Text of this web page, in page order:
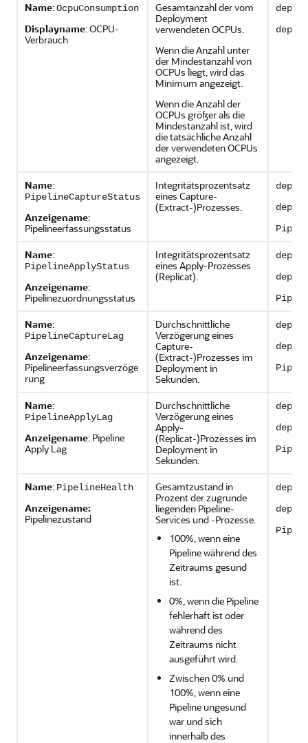
Name:OcpuConsumption
Displayname: OCPU-
Verbrauch
Gesamtanzahl der vom
Deployment
verwendeten OCPUs.
Wenn die Anzahl unter
der Mindestanzahl von
OCPUs liegt, wird das
Minimum angezeigt.
Wenn die Anzahl der
OCPUs größer als die
Mindestanzahl ist, wird
die tatsächliche Anzahl
der verwendeten OCPUs
angezeigt.
Name:
PipelineCaptureStatus
Anzeigename:
Pipelineerfassungsstatus
Integritätsprozentsatz
eines Capture-
(Extract-)Prozesses.
Name:
PipelineApplyStatus
Anzeigename:
Pipelinezuordnungsstatus
Integritätsprozentsatz
eines Apply-Prozesses
(Replicat).
Name:
PipelineCaptureLag
Anzeigename:
Pipelineerfassungsverzöge
rung
Durchschnittliche
Verzögerung eines
Capture-
(Extract-)Prozesses im
Deployment in
Sekunden.
Name:
PipelineApplyLag
Anzeigename: Pipeline
Apply Lag
Durchschnittliche
Verzögerung eines
Apply-
(Replicat-)Prozesses im
Deployment in
Sekunden.
Name: PipelineHealth
Anzeigename:
Pipelinezustand
Gesamtzustand in
Prozent der zugrunde
liegenden Pipeline-
Services und -Prozesse.
100%, wenn eine
Pipeline während des
Zeitraums gesund
ist.
0%, wenn die Pipeline
fehlerhaft ist oder
während des
Zeitraums nicht
ausgeführt wird.
Zwischen 0% und
100%, wenn eine
Pipeline ungesund
war und sich
innerhalb des